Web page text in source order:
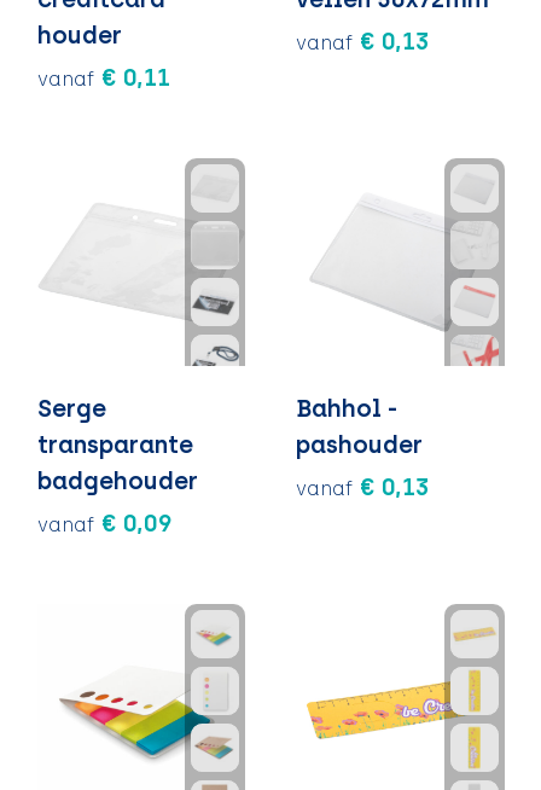
houder
vanaf € 0,11
vanaf € 0,13
Serge
transparante
badgehouder
vanaf € 0,09
Bahhol -
pashouder
vanaf € 0,13